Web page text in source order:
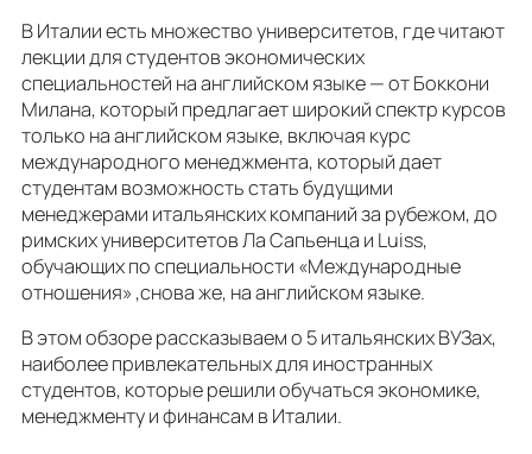
В Италии есть множество университетов, где читают
лекции для студентов экономических
специальностей на английском языке — от Боккони
Милана, который предлагает широкий спектр курсов
только на английском языке, включая курс
международного менеджмента, который дает
студентам возможность стать будущими
менеджерами итальянских компаний за рубежом, до
римских университетов Ла Сапьенца и Luiss,
обучающих по специальности «Международные
отношения» ,снова же, на английском языке.
В этом обзоре рассказываем о 5 итальянских ВУЗах,
наиболее привлекательных для иностранных
студентов, которые решили обучаться экономике,
менеджменту и финансам в Италии.